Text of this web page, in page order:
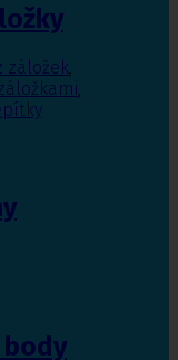
záložek,
,
body